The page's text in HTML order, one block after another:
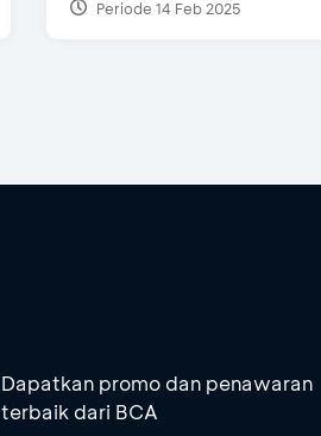
Periode 14 Feb 2025
Dapatkan promo dan penawaran
terbaik dari BCA